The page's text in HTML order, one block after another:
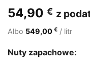
54,90 € z
Albo 549,00 € / litr
Nuty zapachowe: